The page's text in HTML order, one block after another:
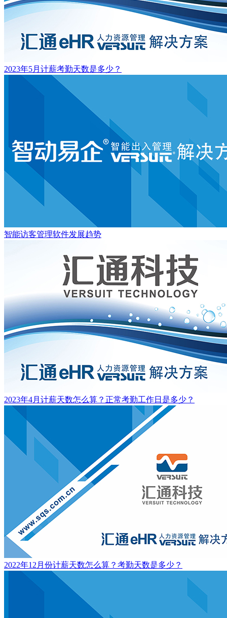
2023年5月计薪考勤天数是多少？
智能访客管理软件发展趋势
2023年4月计薪天数怎么算？正常考勤工作日是多少？
2022年12月份计薪天数怎么算？考勤天数是多少？